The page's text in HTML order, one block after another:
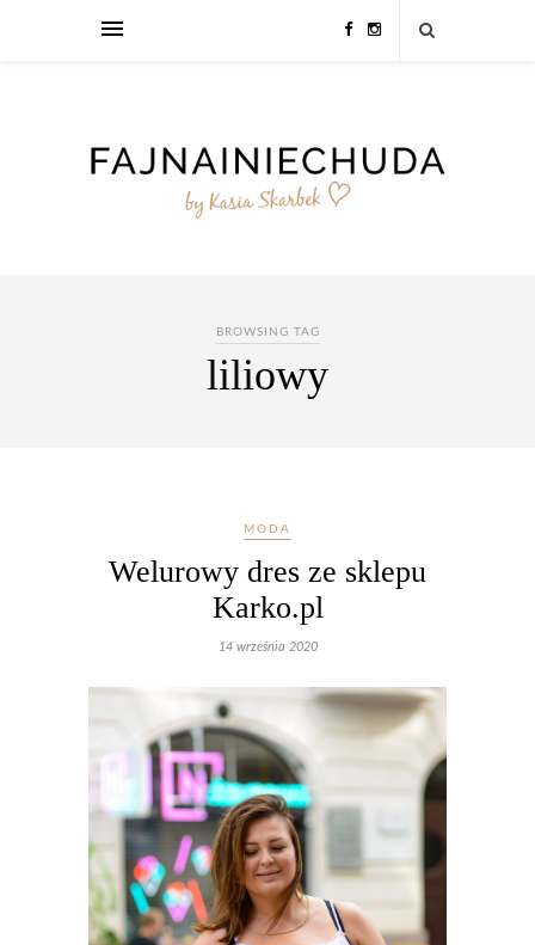
BROWSING TAG
liliowy
MODA
Welurowy dres ze sklepu
Karko.pl
14 września 2020